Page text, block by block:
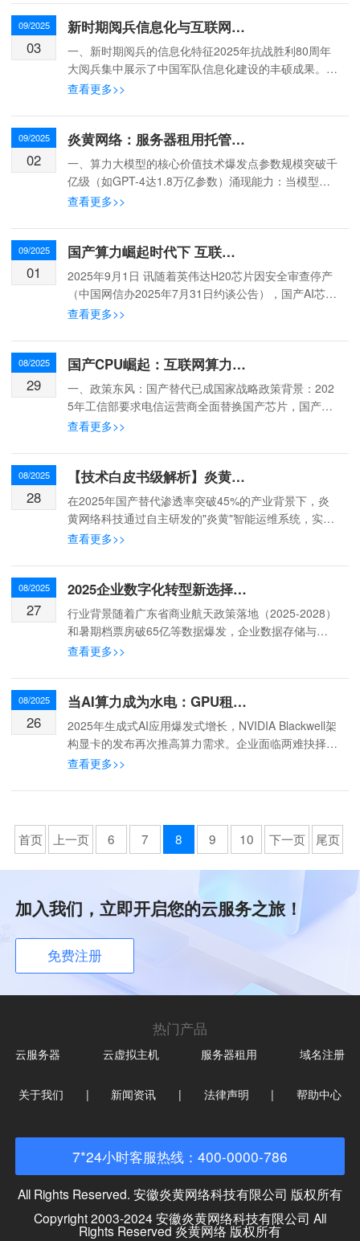
十T...
09/2025
03
新时期阅兵信息化与互联网信息化的协同发展
一、新时期阅兵的信息化特征2025年抗战胜利80周年
大阅兵集中展示了中国军队信息化建设的丰硕成果。此
次阅兵不仅是一次军事力量的展示，更是中国信息化技
素贯...
查看更多>>
09/2025
02
炎黄网络：服务器租用托管与算力大模型的最佳实践
一、算力大模型的核心价值技术爆发点参数规模突破千
亿级（如GPT-4达1.8万亿参数）涌现能力：当模型参
数量超过10时，突然具备逻辑推理、多任务处理等能
查看更多>>
09/2025
01
‌国产算力崛起时代下 互联网企业如何重构服务生态——英伟达H20退出中国市场的转型机遇与用户服务升级
‌2025年9月1日 讯‌随着英伟达H20芯片因安全审查停产
（中国网信办2025年7月31日约谈公告），国产AI芯片
市场渗透率在第三季度突破40%‌2。这一变革正推动互
查看更多>>
08/2025
29
国产CPU崛起：互联网算力自主化的时代机遇
一、政策东风：国产替代已成国家战略‌‌政策背景‌：202
5年工信部要求电信运营商全面替换国产芯片，国产服
务器在重点行业渗透率预计突破60%‌‌关税倒逼‌：美国C
查看更多>>
08/2025
28
【技术白皮书级解析】炎黄网络服务器托管六大核心优势
在2025年国产替代渗透率突破45%的产业背景下，炎
黄网络科技通过自主研发的"炎黄"智能运维系统，实现
服务器托管领域的三大技术突破：一、硬核技术架构智
查看更多>>
08/2025
27
‌2025企业数字化转型新选择：炎黄网络智能服务器托管解决方案
‌行业背景‌随着广东省商业航天政策落地（2025-2028）‌
和暑期档票房破65亿‌等数据爆发，企业数据存储与算
力需求激增。网站托管行业正从基础运维向“AI驱动的
查看更多>>
08/2025
26
当AI算力成为水电：GPU租赁托管的时代价值
2025年生成式AI应用爆发式增长，NVIDIA Blackwell架
构显卡的发布再次推高算力需求。企业面临两难抉择：
自建机房需承担高昂的硬件折旧与运维成本（年折旧率
查看更多>>
首页 上一页 6 7 8 9 10 下一页 尾页
加入我们，立即开启您的云服务之旅！
免费注册
热门产品
云服务器 云虚拟主机 服务器租用 域名注册
关于我们 | 新闻资讯 | 法律声明 | 帮助中心
7*24小时客服热线：400-0000-786
All Rights Reserved. 安徽炎黄网络科技有限公司 版权所有
Copyright 2003-2024 安徽炎黄网络科技有限公司 All
Rights Reserved 炎黄网络 版权所有